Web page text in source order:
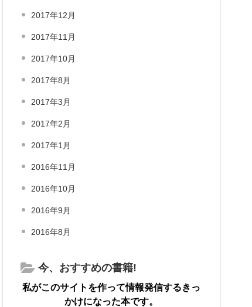
2017年12月
2017年11月
2017年10月
2017年8月
2017年3月
2017年2月
2017年1月
2016年11月
2016年10月
2016年9月
2016年8月
今、おすすめの書籍!
私がこのサイトを作って情報発信するきっ
かけになった本です。